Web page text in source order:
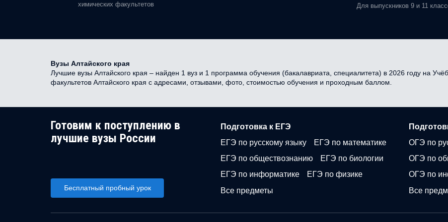
химических факультетов Для выпускников 9 и 11
Вузы Алтайского края
Лучшие вузы Алтайского края – найден 1 вуз и 1 программа обучения (бакалавриата, специалитета) в 2026 году на
факультетов Алтайского края с адресами, отзывами, фото, стоимостью обучения и проходным баллом.
Готовим к поступлению в
лучшие вузы России
Бесплатный пробный урок
Подготовка к ЕГЭ
ЕГЭ по русскому языку
ЕГЭ по математике
ЕГЭ по обществознанию
ЕГЭ по биологии
ЕГЭ по информатике
ЕГЭ по физике
Все предметы
ОГЭ по
ОГЭ по
ОГЭ по
Все